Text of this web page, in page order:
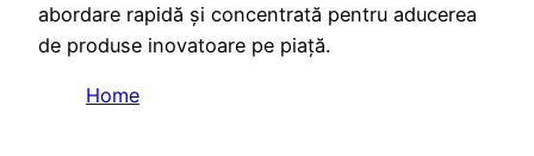
abordare rapidă și concentrată pentru aducerea
de produse inovatoare pe piață.
Home